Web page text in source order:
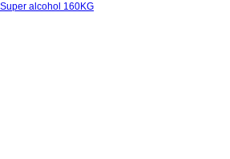
Super alcohol 160KG